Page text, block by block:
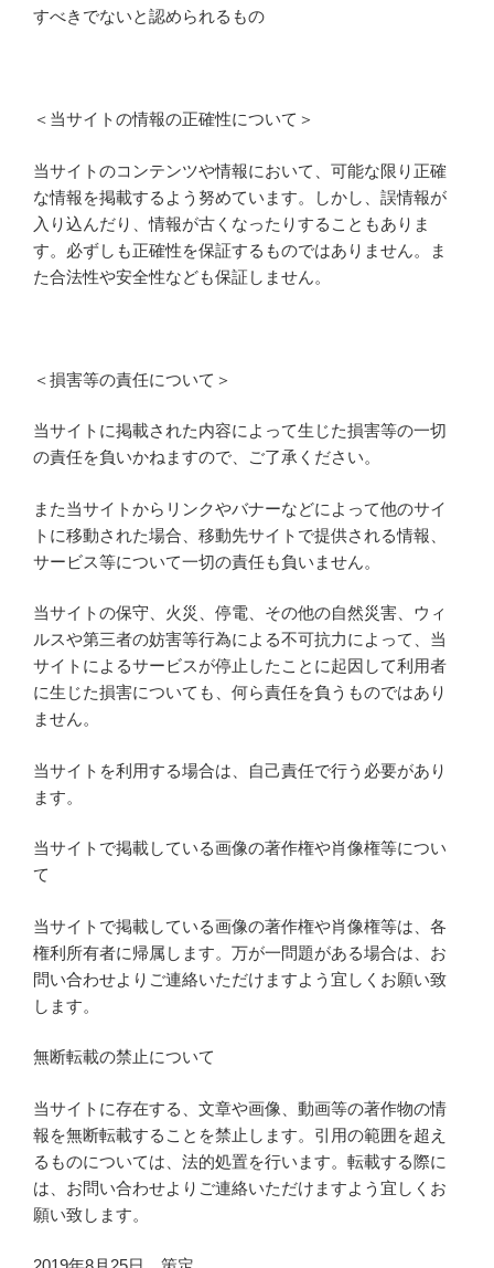
すべきでないと認められるもの
＜当サイトの情報の正確性について＞
当サイトのコンテンツや情報において、可能な限り正確
な情報を掲載するよう努めています。しかし、誤情報が
入り込んだり、情報が古くなったりすることもありま
す。必ずしも正確性を保証するものではありません。ま
た合法性や安全性なども保証しません。
＜損害等の責任について＞
当サイトに掲載された内容によって生じた損害等の一切
の責任を負いかねますので、ご了承ください。
また当サイトからリンクやバナーなどによって他のサイ
トに移動された場合、移動先サイトで提供される情報、
サービス等について一切の責任も負いません。
当サイトの保守、火災、停電、その他の自然災害、ウィ
ルスや第三者の妨害等行為による不可抗力によって、当
サイトによるサービスが停止したことに起因して利用者
に生じた損害についても、何ら責任を負うものではあり
ません。
当サイトを利用する場合は、自己責任で行う必要があり
ます。
当サイトで掲載している画像の著作権や肖像権等につい
て
当サイトで掲載している画像の著作権や肖像権等は、各
権利所有者に帰属します。万が一問題がある場合は、お
問い合わせよりご連絡いただけますよう宜しくお願い致
します。
無断転載の禁止について
当サイトに存在する、文章や画像、動画等の著作物の情
報を無断転載することを禁止します。引用の範囲を超え
るものについては、法的処置を行います。転載する際に
は、お問い合わせよりご連絡いただけますよう宜しくお
願い致します。